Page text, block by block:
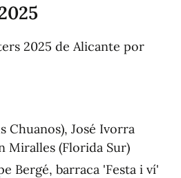
2025 de Alicante por
Chuanos), José Ivorra
Miralles (Florida Sur)
Bergé, barraca 'Festa i ví'